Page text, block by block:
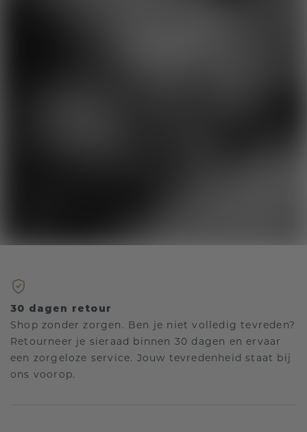
30 dagen retour
Shop zonder zorgen. Ben je niet volledig tevreden?
Retourneer je sieraad binnen 30 dagen en ervaar
een zorgeloze service. Jouw tevredenheid staat bij
ons voorop.